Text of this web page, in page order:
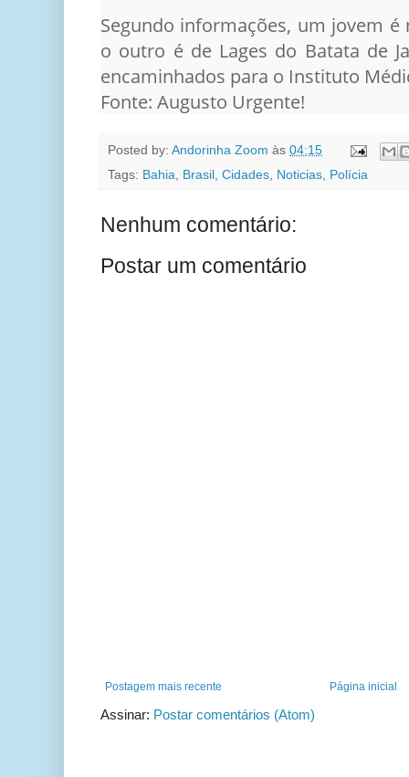
Segundo informações, um jovem é
o outro é de Lages do Batata de
encaminhados para o Instituto
Fonte: Augusto Urgente!
Posted by: Andorinha Zoom às 04:15
Tags: Bahia Brasil Cidades Noticias Polícia
Nenhum comentário:
Postar um comentário
Postagem mais recente Página inicial
Assinar: Postar comentários (Atom)